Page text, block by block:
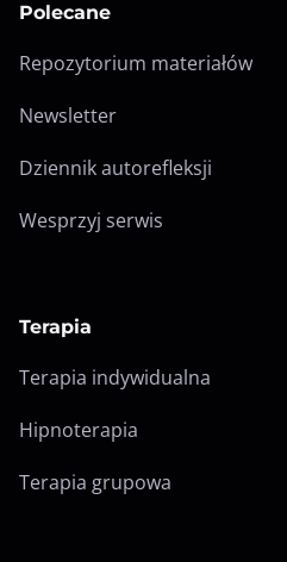
Polecane
Repozytorium materiałów
Newsletter
Dziennik autorefleksji
Wesprzyj serwis
Terapia
Terapia indywidualna
Hipnoterapia
Terapia grupowa